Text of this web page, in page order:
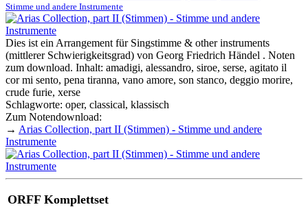
Stimme und andere Instrumente
Dies ist ein Arrangement für Singstimme & other instruments
(mittlerer Schwierigkeitsgrad) von Georg Friedrich Händel . Noten
zum download. Inhalt: amadigi, alessandro, siroe, serse, agitato il
cor mi sento, pena tiranna, vano amore, son stanco, deggio morire,
crude furie, xerse
Schlagworte: oper, classical, klassisch
Zum Notendownload:
→ Arias Collection, part II (Stimmen) - Stimme und andere
Instrumente
ORFF Komplettset